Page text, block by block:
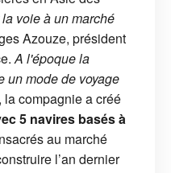
voie à un marché
Azouze, président
A l'époque la
un mode de voyage
compagnie a créé
5 navires basés à
au marché
l’an dernier